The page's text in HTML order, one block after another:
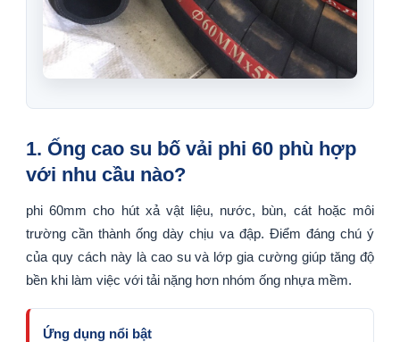
1. Ống cao su bố vải phi 60 phù hợp
với nhu cầu nào?
phi 60mm cho hút xả vật liệu, nước, bùn, cát hoặc môi
trường cần thành ống dày chịu va đập. Điểm đáng chú ý
của quy cách này là cao su và lớp gia cường giúp tăng độ
bền khi làm việc với tải nặng hơn nhóm ống nhựa mềm.
Ứng dụng nổi bật